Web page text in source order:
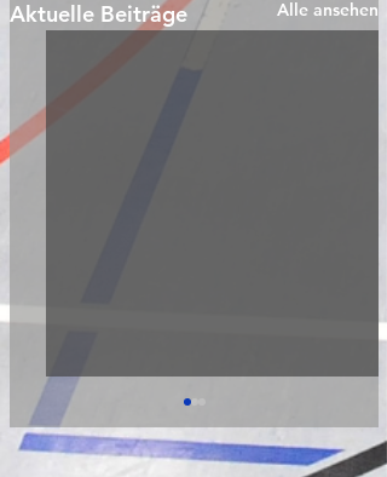
Aktuelle Beiträge Alle ansehen